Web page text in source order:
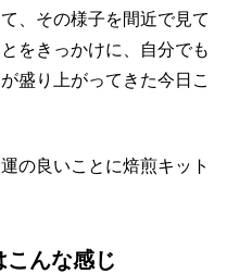
、その様子を間近で見て
をきっかけに、自分でも
盛り上がってきた今日こ
の良いことに焙煎キット
んな感じ